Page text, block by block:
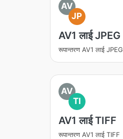
AV
JP
AV1 लाई JPEG
रूपान्तरण AV1 लाई JPEG
AV
TI
AV1 लाई TIFF
रूपान्तरण AV1 लाई TIFF